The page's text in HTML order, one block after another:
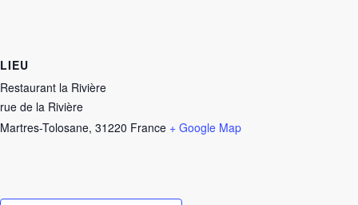
LIEU
Restaurant la Rivière
rue de la Rivière
Martres-Tolosane, 31220 France + Google Map